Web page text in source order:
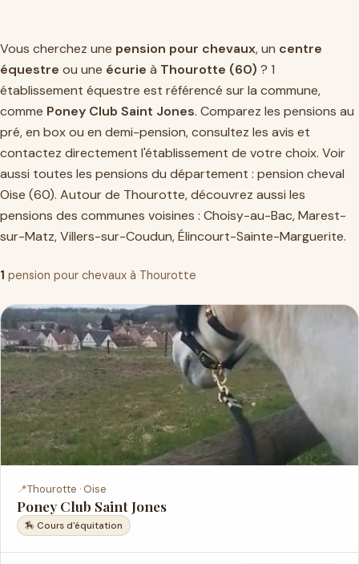
Vous cherchez une pension pour chevaux, un centre
équestre ou une écurie à Thourotte (60) ? 1
établissement équestre est référencé sur la commune,
comme Poney Club Saint Jones. Comparez les pensions au
pré, en box ou en demi-pension, consultez les avis et
contactez directement l'établissement de votre choix. Voir
aussi toutes les pensions du département : pension cheval
Oise (60). Autour de Thourotte, découvrez aussi les
pensions des communes voisines : Choisy-au-Bac,Marest-
sur-Matz,Villers-sur-Coudun,Élincourt-Sainte-Marguerite.
1 pension pour chevaux à Thourotte
📍Thourotte · Oise
Poney Club Saint Jones
🏇 Cours d'équitation